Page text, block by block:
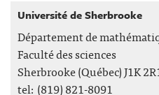
Université de Sherbrooke
Département de
Faculté des sciences
Sherbrooke (Québec) J1K
tel: (819) 821-8091